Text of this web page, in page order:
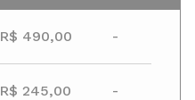
R$ 490,00 -
R$ 245,00 -